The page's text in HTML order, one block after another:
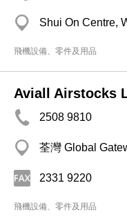
Shui On Centre,
飛機設備、零件及用品
Aviall Airstocks
2508 9810
荃灣 Global
2331 9220
飛機設備、零件及用品